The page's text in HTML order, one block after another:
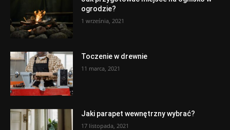
ogrodzie?
1 września, 2021
Toczenie w drewnie
11 marca, 2021
Jaki parapet wewnętrzny wybrać?
17 listopada, 2021